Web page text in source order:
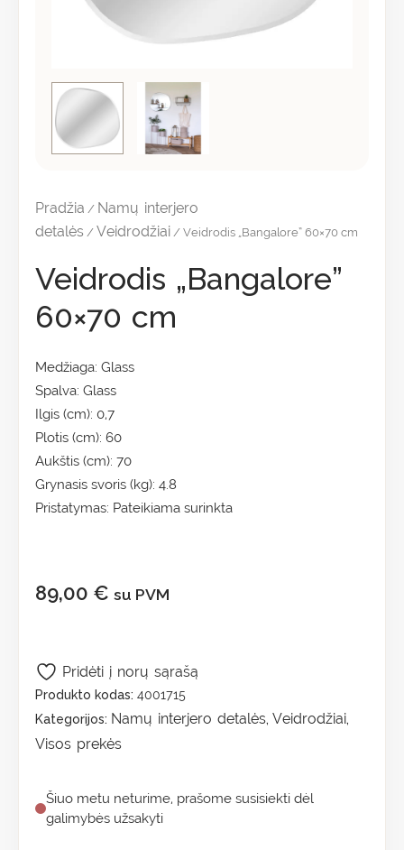
Pradžia / Namų interjero
detalės /Veidrodžiai / Veidrodis „Bangalore” 60×70 cm
Veidrodis „Bangalore”
60×70 cm
Medžiaga: Glass
Spalva: Glass
Ilgis (cm): 0,7
Plotis (cm): 60
Aukštis (cm): 70
Grynasis svoris (kg): 4.8
Pristatymas: Pateikiama surinkta
89,00 € su PVM
Produkto kodas: 4001715
Kategorijos: Namų interjero detalės, Veidrodžiai,
Visos prekės
Šiuo metu neturime, prašome susisiekti dėl
galimybės užsakyti
Pridėti į norų sąrašą